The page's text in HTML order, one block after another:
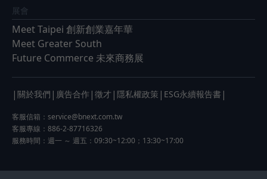
展會
Meet Taipei 創新創業嘉年華
Meet Greater South
Future Commerce 未來商務展
| 關於我們 | 廣告合作 | 徵才 | 隱私權政策 | ESG永續報告書 |
客服信箱： service@bnext.com.tw
客服專線：886-2-87716326
服務時間：週一 ～ 週五：09:30~12:00；13:30~17:00